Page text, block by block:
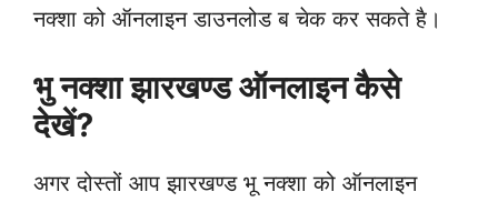
नक्शा को ऑनलाइन डाउनलोड ब चेक कर सकते है।
भु नक्शा झारखण्ड ऑनलाइन कैसे
देखें?
अगर दोस्तों आप झारखण्ड भू नक्शा को ऑनलाइन